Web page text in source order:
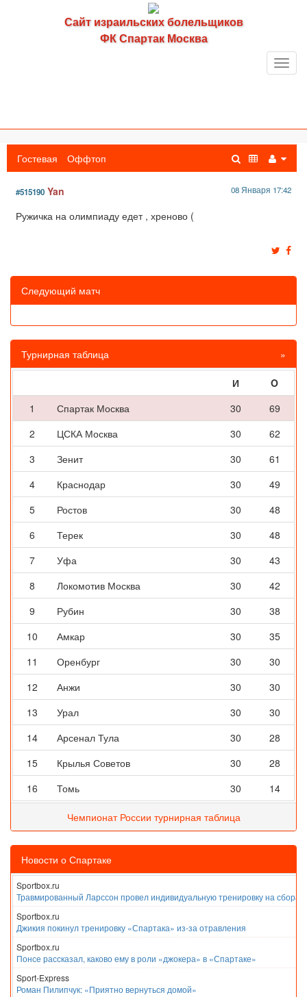
Сайт израильских болельщиков
ФК Спартак Москва
Гостевая Оффтоп
#515190 Yan 08 Января 17:42
Ружичка на олимпиаду едет , хреново (
Следующий матч
Турнирная таблица »
И
O
1
Спартак Москва 30
69
2
ЦСКА Москва 30
62
3
Зенит 30
61
4
Краснодар 30
49
5
Ростов 30
48
6
Терек 30
48
7
Уфа 30
43
8
Локомотив Москва 30
42
9
Рубин 30
38
10
Амкар 30
35
11
Оренбург 30
30
12
Анжи 30
30
13
Урал 30
30
14
Арсенал Тула 30
28
15
Крылья Советов 30
28
16
Томь 30 14
Чемпионат России турнирная таблица
Новости о Спартаке
Sportbox.ru
Травмированный Ларссон провел индивидуальную тренировку на
Sportbox.ru
Джикия покинул тренировку «Спартака» из-за отравления
Sportbox.ru
Понсе рассказал, каково ему в роли «джокера» в «Спартаке»
Sport-Express
Роман Пилипчук: «Приятно вернуться домой»